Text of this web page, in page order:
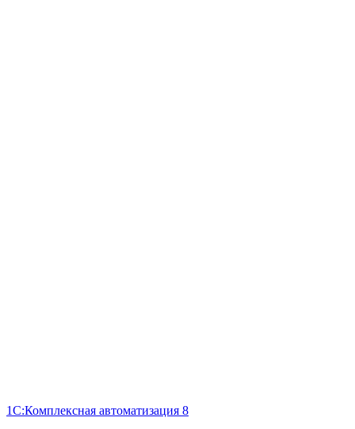
1С:Комплексная автоматизация 8